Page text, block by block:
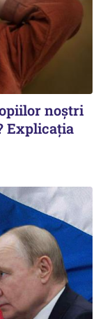
noștri
Explicația